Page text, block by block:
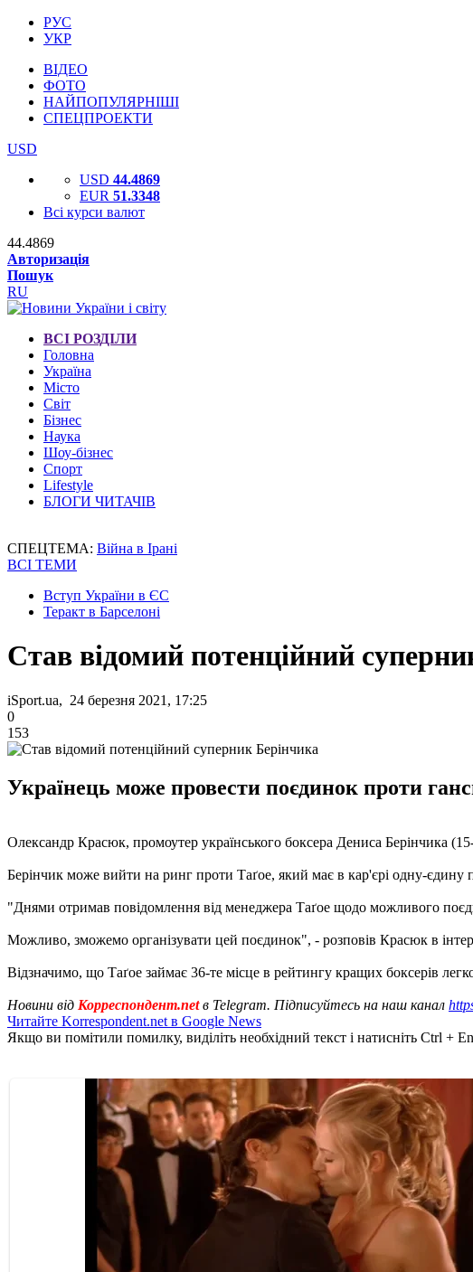
РУС
УКР
ВІДЕО
ФОТО
НАЙПОПУЛЯРНІШІ
СПЕЦПРОЕКТИ
USD
USD 44.4869
EUR 51.3348
Всі курси валют
44.4869
Авторизація
Пошук
RU
ВСІ РОЗДІЛИ
Головна
Україна
Місто
Світ
Бізнес
Наука
Шоу-бізнес
Спорт
Lifestyle
БЛОГИ ЧИТАЧІВ
СПЕЦТЕМА: Війна в Ірані
ВСІ ТЕМИ
Вступ України в ЄС
Теракт в Барселоні
Став відомий потенційний
iSport.ua, 24 березня 2021, 17:25
0
153
Українець може провести поєдинок проти
Олександр Красюк, промоутер українського боксера Дениса Берінчика
Берінчик може вийти на ринг проти Таґое, який має в кар'єрі одну-єдину
"Днями отримав повідомлення від менеджера Таґое щодо можливого
Можливо, зможемо організувати цей поєдинок", - розповів Красюк в
Відзначимо, що Таґое займає 36-те місце в рейтингу кращих боксерів
Новини від Корреспондент.netв Telegram. Підписуйтесь на наш канал
Читайте Korrespondent.net в Google News
Якщо ви помітили помилку, виділіть необхідний текст і натисніть Ctrl +